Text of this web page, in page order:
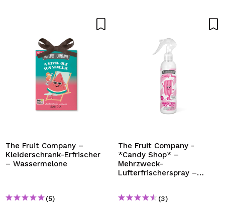
The Fruit Company –
Kleiderschrank-Erfrischer
– Wassermelone
(5)
The Fruit Company -
*Candy Shop* –
Mehrzweck-
Lufterfrischerspray –
(3)